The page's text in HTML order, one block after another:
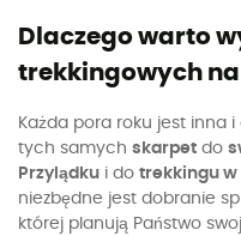
Dlaczego warto
trekkingowych
Każda pora roku jest inna
tych samych skarpet do
Przylądku i do trekkingu w
niezbędne jest dobranie
której planują Państwo